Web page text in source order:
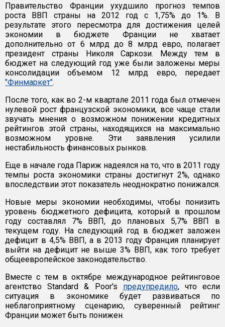
Правительство Франции ухудшило прогноз темпов
роста ВВП страны на 2012 год с 1,75% до 1%. В
результате этого пересмотра для достижения целей
экономии в бюджете Франции не хватает
дополнительно от 6 млрд до 8 млрд евро, полагает
президент страны Николя Саркози. Между тем в
бюджет на следующий год уже были заложены меры
консолидации объемом 12 млрд евро, передает
"Финмаркет".
После того, как во 2-м квартале 2011 года был отмечен
нулевой рост французской экономики, все чаще стали
звучать мнения о возможном понижении кредитных
рейтингов этой страны, находящихся на максимально
возможном уровне. Эти заявления усилили
нестабильность финансовых рынков.
Еще в начале года Париж надеялся на то, что в 2011 году
темпы роста экономики страны достигнут 2%, однако
впоследствии этот показатель неоднократно понижался.
Новые меры экономии необходимы, чтобы понизить
уровень бюджетного дефицита, который в прошлом
году составлял 7% ВВП, до плановых 5,7% ВВП в
текущем году. На следующий год в бюджет заложен
дефицит в 4,5% ВВП, а в 2013 году Франция планирует
выйти на дефицит не выше 3% ВВП, как того требует
общеевропейское законодательство.
Вместе с тем в октябре международное рейтинговое
агентство Standard & Poor's предупредило, что если
ситуация в экономике будет развиваться по
неблагоприятному сценарию, суверенный рейтинг
Франции может быть понижен.